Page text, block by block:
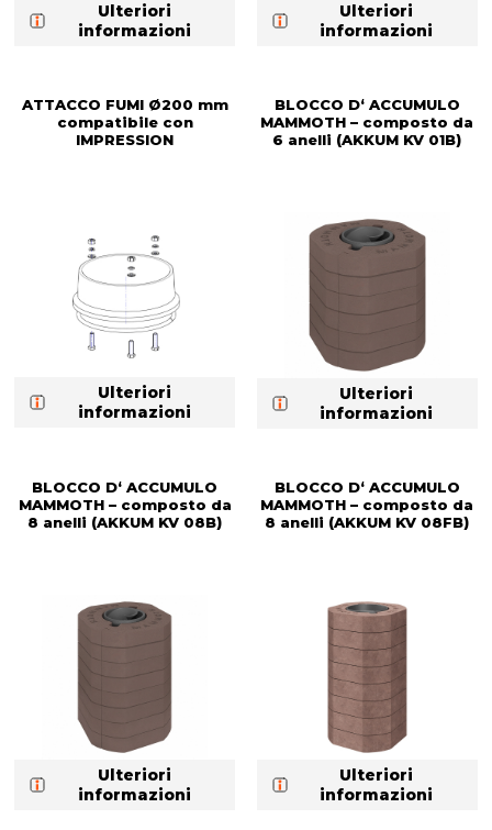
Ulteriori
informazioni
Ulteriori
informazioni
ATTACCO FUMI Ø200 mm
compatibile con
IMPRESSION
Ulteriori
informazioni
BLOCCO D‘ ACCUMULO
MAMMOTH – composto da
6 anelli (AKKUM KV 01B)
Ulteriori
informazioni
BLOCCO D‘ ACCUMULO
MAMMOTH – composto da
8 anelli (AKKUM KV 08B)
Ulteriori
informazioni
BLOCCO D‘ ACCUMULO
MAMMOTH – composto da
8 anelli (AKKUM KV 08FB)
Ulteriori
informazioni